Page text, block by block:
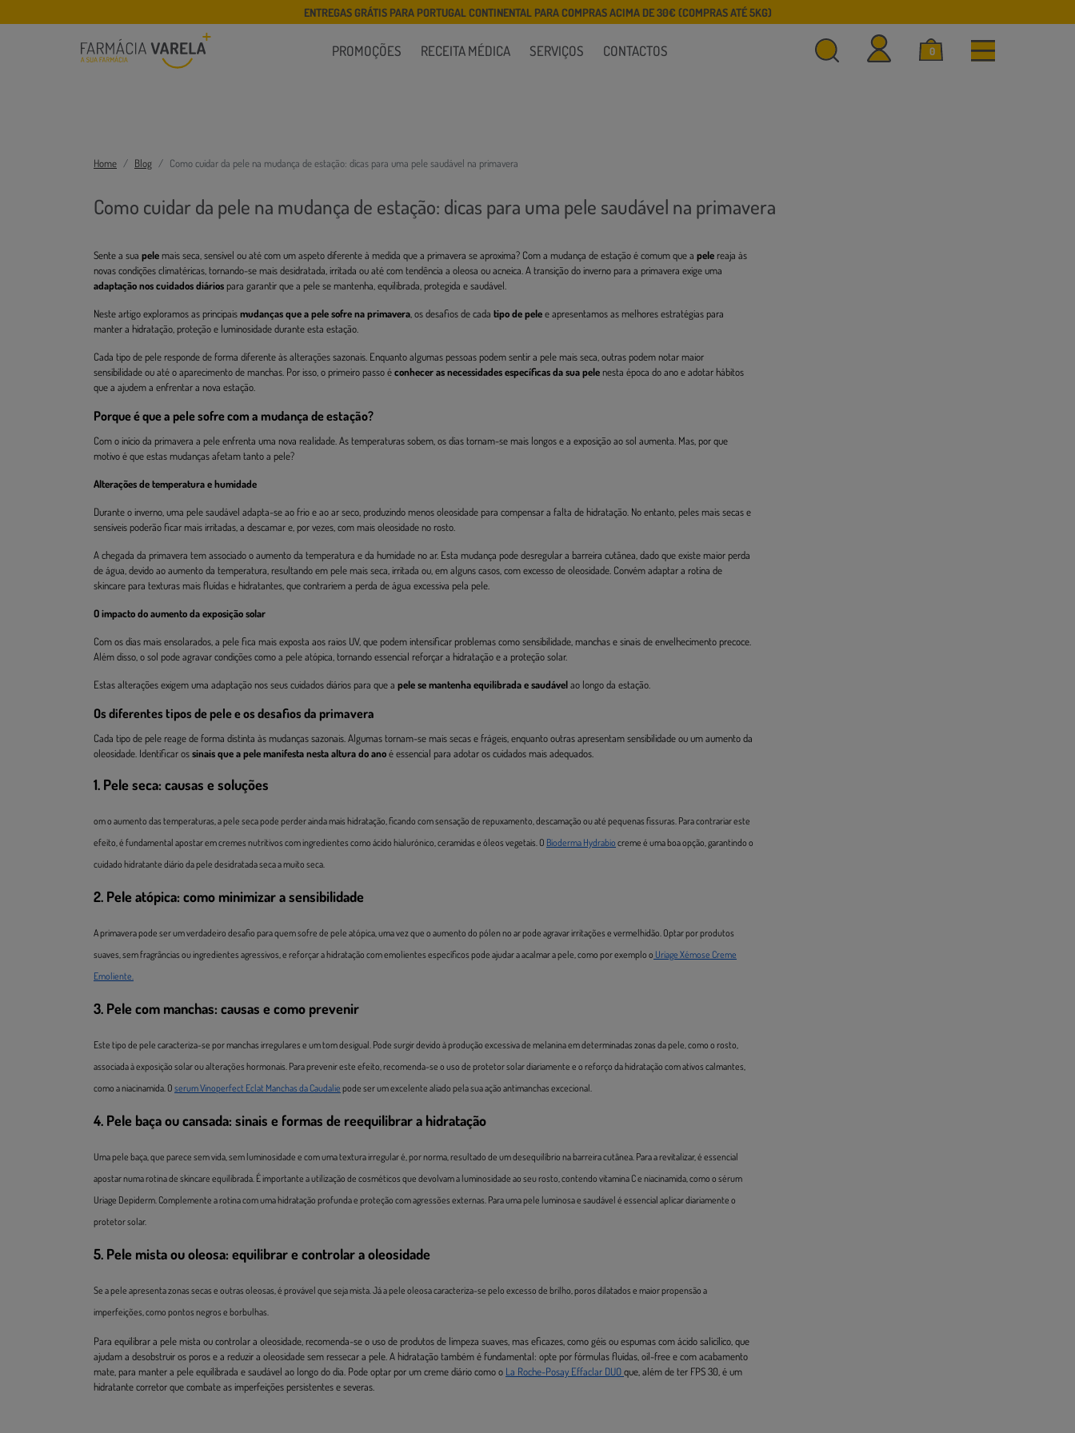
ENTREGAS GRÁTIS PARA PORTUGAL CONTINENTAL PARA COMPRAS ACIMA DE 30€ (COMPRAS ATÉ 5KG)
PROMOÇÕES RECEITA MÉDICA SERVIÇOS CONTACTOS 0
Home Blog Como cuidar da pele na mudança de estação: dicas para uma pele saudável na primavera
Como cuidar da pele na mudança de estação: dicas para uma pele saudável na primavera
Sente a sua pelemais seca, sensível ou até com um aspeto diferente à medida que a primavera se aproxima? Com a mudança de estação é comum que a pelereaja às
novas condições climatéricas, tornando-se mais desidratada, irritada ou até com tendência a oleosa ou acneica. A transição do inverno para a primavera exige uma
adaptação nos cuidados diáriospara garantir que a pele se mantenha, equilibrada, protegida e saudável.
Neste artigo exploramos as principaismudanças que a pele sofre na primavera , os desafios de cada tipo de pelee apresentamos as melhores estratégias para
manter a hidratação, proteção e luminosidade durante esta estação.
Cada tipo de pele responde de forma diferente às alterações sazonais. Enquanto algumas pessoas podem sentir a pele mais seca, outras podem notar maior
sensibilidade ou até o aparecimento de manchas. Por isso, o primeiro passo éconhecer as necessidades específicas da sua pelenesta época do ano e adotar hábitos
que a ajudem a enfrentar a nova estação.
Porque é que a pele sofre com a mudança de estação?
Com o início da primavera a pele enfrenta uma nova realidade. As temperaturas sobem, os dias tornam-se mais longos e a exposição ao sol aumenta. Mas, por que
motivo é que estas mudanças afetam tanto a pele?
Alterações de temperatura e humidade
Durante o inverno, uma pele saudável adapta-se ao frio e ao ar seco, produzindo menos oleosidade para compensar a falta de hidratação. No entanto, peles mais secas e
sensíveis poderão ficar mais irritadas, a descamar e, por vezes, com mais oleosidade no rosto.
A chegada da primavera tem associado o aumento da temperatura e da humidade no ar. Esta mudança pode desregular a barreira cutânea, dado que existe maior perda
de água, devido ao aumento da temperatura, resultando em pele mais seca, irritada ou, em alguns casos, com excesso de oleosidade. Convém adaptar a rotina de
skincare para texturas mais fluídas e hidratantes, que contrariem a perda de água excessiva pela pele.
O impacto do aumento da exposição solar
Com os dias mais ensolarados, a pele fica mais exposta aos raios UV, que podem intensificar problemas como sensibilidade, manchas e sinais de envelhecimento precoce.
Além disso, o sol pode agravar condições como a pele atópica, tornando essencial reforçar a hidratação e a proteção solar.
Estas alterações exigem uma adaptação nos seus cuidados diários para que a pele se mantenha equilibrada e saudávelao longo da estação.
Os diferentes tipos de pele e os desafios da primavera
Cada tipo de pele reage de forma distinta às mudanças sazonais. Algumas tornam-se mais secas e frágeis, enquanto outras apresentam sensibilidade ou um aumento da
oleosidade. Identificar ossinais que a pele manifesta nesta altura do anoé essencial para adotar os cuidados mais adequados.
1. Pele seca: causas e soluções
om o aumento das temperaturas, a pele seca pode perder ainda mais hidratação, ficando com sensação de repuxamento, descamação ou até pequenas fissuras. Para contrariar este
efeito, é fundamental apostar em cremes nutritivos com ingredientes como ácido hialurónico, ceramidas e óleos vegetais. O Bioderma Hydrabio creme é uma boa opção, garantindo o
cuidado hidratante diário da pele desidratada seca a muito seca.
2. Pele atópica: como minimizar a sensibilidade
A primavera pode ser um verdadeiro desafio para quem sofre de pele atópica, uma vez que o aumento do pólen no ar pode agravar irritações e vermelhidão. Optar por produtos
suaves, sem fragrâncias ou ingredientes agressivos, e reforçar a hidratação com emolientes específicos pode ajudar a acalmar a pele, como por exemplo o Uriage Xémose Creme
Emoliente.
3. Pele com manchas: causas e como prevenir
Este tipo de pele caracteriza-se por manchas irregulares e um tom desigual. Pode surgir devido à produção excessiva de melanina em determinadas zonas da pele, como o rosto,
associada à exposição solar ou alterações hormonais. Para prevenir este efeito, recomenda-se o uso de protetor solar diariamente e o reforço da hidratação com ativos calmantes,
como a niacinamida. O serum Vinoperfect Eclat Manchas da Caudalie pode ser um excelente aliado pela sua ação antimanchas excecional.
4. Pele baça ou cansada: sinais e formas de reequilibrar a hidratação
Uma pele baça, que parece sem vida, sem luminosidade e com uma textura irregular é, por norma, resultado de um desequilíbrio na barreira cutânea. Para a revitalizar, é essencial
apostar numa rotina de skincare equilibrada. É importante a utilização de cosméticos que devolvam a luminosidade ao seu rosto, contendo vitamina C e niacinamida, como o sérum
Uriage Depiderm. Complemente a rotina com uma hidratação profunda e proteção com agressões externas. Para uma pele luminosa e saudável é essencial aplicar diariamente o
protetor solar.
5. Pele mista ou oleosa: equilibrar e controlar a oleosidade
Se a pele apresenta zonas secas e outras oleosas, é provável que seja mista. Já a pele oleosa caracteriza-se pelo excesso de brilho, poros dilatados e maior propensão a
imperfeições, como pontos negros e borbulhas.
Para equilibrar a pele mista ou controlar a oleosidade, recomenda-se o uso de produtos de limpeza suaves, mas eficazes, como géis ou espumas com ácido salicílico, que
ajudam a desobstruir os poros e a reduzir a oleosidade sem ressecar a pele. A hidratação também é fundamental: opte por fórmulas fluídas, oil-free e com acabamento
mate, para manter a pele equilibrada e saudável ao longo do dia. Pode optar por um creme diário como o La Roche-Posay Effaclar DUOque, além de ter FPS 30, é um
hidratante corretor que combate as imperfeições persistentes e severas.